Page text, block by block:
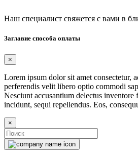
Наш специалист свяжется с вами в
Заглавие способа оплаты
×
Lorem ipsum dolor sit amet consectetur,
perferendis velit libero optio commodi
Nesciunt accusantium delectus inventore
incidunt, sequi repellendus. Eos,
×